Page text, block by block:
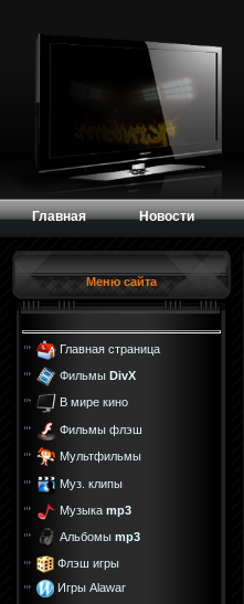
Главная Новости
Меню сайта
Главная страница
Фильмы DivX
В мире кино
Фильмы флэш
Мультфильмы
Муз. клипы
Музыка mp3
Альбомы mp3
Флэш игры
Игры Alawar